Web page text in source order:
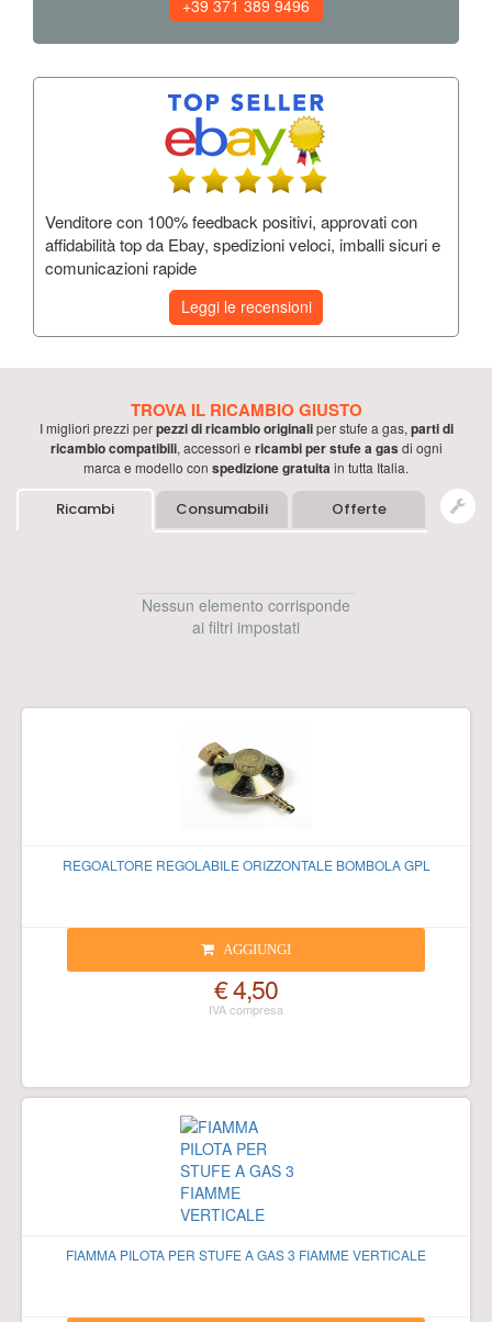
+39 371 389 9496
Venditore con 100% feedback positivi, approvati con
affidabilità top da Ebay, spedizioni veloci, imballi sicuri e
comunicazioni rapide
Leggi le recensioni
TROVA IL RICAMBIO GIUSTO
I migliori prezzi perpezzi di ricambio originaliperstufe a gas, parti di
ricambio compatibili, accessori e ricambi perstufe a gas di ogni
marca e modello con spedizione gratuitain tutta Italia.
Ricambi Consumabili Offerte
Nessun elemento corrisponde
ai filtri impostati
REGOALTORE REGOLABILE ORIZZONTALE BOMBOLA GPL
AGGIUNGI
€ 4,50
FIAMMA PILOTA PER STUFE A GAS 3 FIAMME VERTICALE